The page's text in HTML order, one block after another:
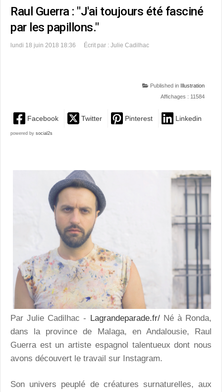
Raul Guerra : "J'ai toujours été fasciné
par les papillons."
lundi 18 juin 2018 18:36 Écrit par : Julie Cadilhac
Published in
Illustration
Affichages : 11584
Facebook Twitter Pinterest Linkedin
powered by social2s
Par Julie Cadilhac - Lagrandeparade.fr/ Né à Ronda,
dans la province de Malaga, en Andalousie, Raul
Guerra est un artiste espagnol talentueux dont nous
avons découvert le travail sur Instagram.
Son univers peuplé de créatures surnaturelles, aux